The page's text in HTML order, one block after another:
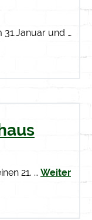
und …
21. … Weiter